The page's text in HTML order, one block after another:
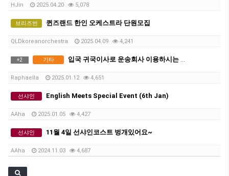
HJin 2025.04.20 5,078
브리즈번 퀸즈랜드 한인 오케스트라 단원모집
QLDkoreanorchestra 2025.04.09 4,241
+2 기타 입국 귀국이사로 운송회사 이용하시는 분들 정보 나눔 하오니 꼭 조심하세요.
Raphaella 2025.01.12 4,651
선샤인 English Meets Special Event (6th Jan)
AAha 2025.01.05 4,427
선샤인 11월 4일 선샤인코스트 벙개있어요~
AAha 2024.11.03 4,687